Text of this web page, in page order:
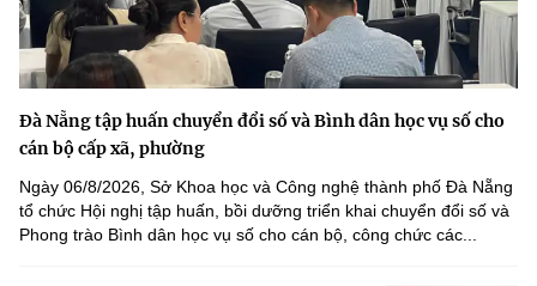
Đà Nẵng tập huấn chuyển đổi số và Bình dân học vụ số cho
cán bộ cấp xã, phường
Ngày 06/8/2026, Sở Khoa học và Công nghệ thành phố Đà Nẵng
tổ chức Hội nghị tập huấn, bồi dưỡng triển khai chuyển đổi số và
Phong trào Bình dân học vụ số cho cán bộ, công chức các...